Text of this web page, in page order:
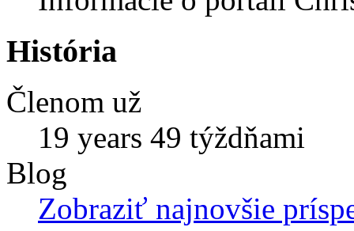
História
Členom už
19 years 49 týždňami
Blog
Zobraziť najnovšie